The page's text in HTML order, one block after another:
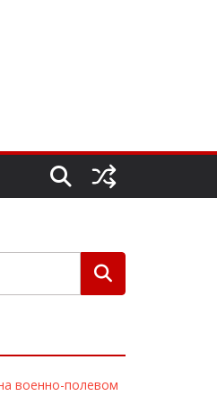
военно-полевом